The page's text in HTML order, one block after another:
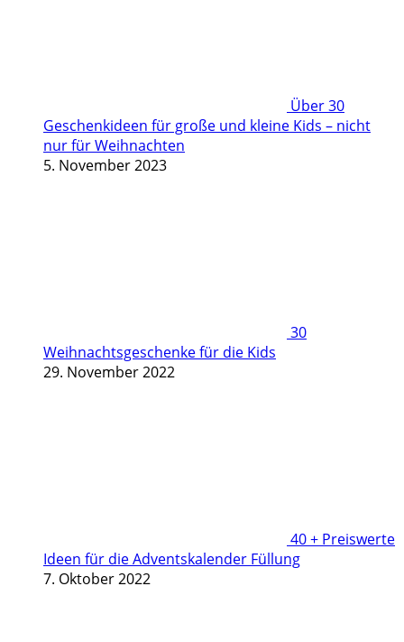
Über 30
Geschenkideen für große und kleine Kids – nicht
nur für Weihnachten
5. November 2023
30
Weihnachtsgeschenke für die Kids
29. November 2022
40 + Preiswerte
Ideen für die Adventskalender Füllung
7. Oktober 2022